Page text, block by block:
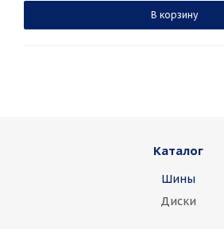
В корзину
Каталог
Шины
Диски